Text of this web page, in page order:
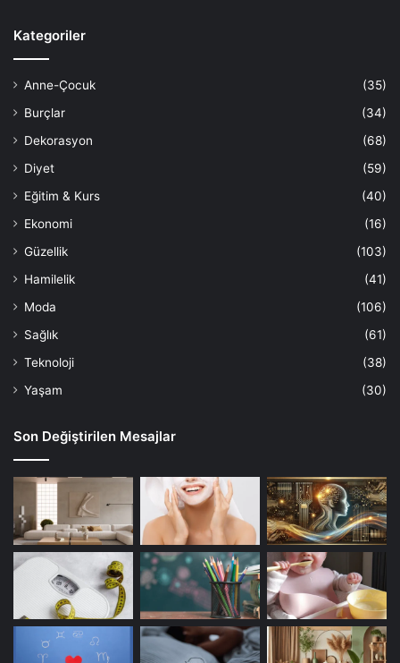
Kategoriler
Anne-Çocuk
(35)
Burçlar
(34)
Dekorasyon
(68)
Diyet
(59)
Eğitim & Kurs
(40)
Ekonomi
(16)
Güzellik
(103)
Hamilelik
(41)
Moda
(106)
Sağlık
(61)
Teknoloji
(38)
Yaşam
(30)
Son Değiştirilen Mesajlar